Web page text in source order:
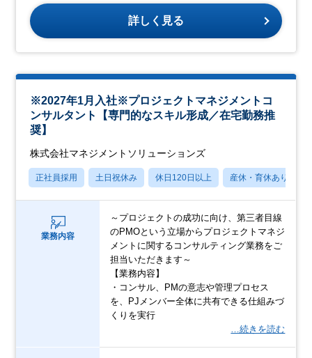
詳しく見る
※2027年1月入社※プロジェクトマネジメントコ
ンサルタント【専門的なスキル形成／在宅勤務推
奨】
株式会社マネジメントソリューションズ
正社員採用 土日祝休み 休日120日以上 産休・育休あり
業務内容
～プロジェクトの成功に向け、第三者目線
のPMOという立場からプロジェクトマネジ
メントに関するコンサルティング業務をご
担当いただきます～
【業務内容】
・コンサル、PMの意志や管理プロセス
を、PJメンバー全体に共有できる仕組みづ
くりを実行
…続きを読む